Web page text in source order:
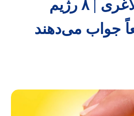
بهترین رژیم لاغری | ۸ رژیم
جواب می‌دهند